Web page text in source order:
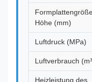
Höhe (mm)
Luftdruck (MPa)
Luftverbrauch
Heizleistung des